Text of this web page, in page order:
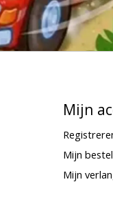
Mijn
Mijn
Mijn